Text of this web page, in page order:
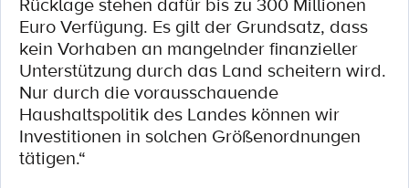
Euro Verfügung. Es gilt der Grundsatz, dass
kein Vorhaben an mangelnder finanzieller
Unterstützung durch das Land scheitern wird.
Nur durch die vorausschauende
Haushaltspolitik des Landes können wir
Investitionen in solchen Größenordnungen
tätigen.“